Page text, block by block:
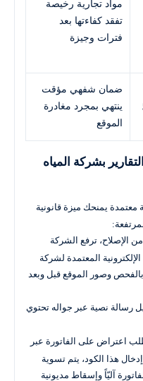
مواد تجارية رخيصة
تفقد كفاءتها بعد
فترات وجيزة
ضمان شفهي مؤقت
ينتهي بمجرد مغادرة
الموقع
بشركة المياه
معتمدة يمنحك ميزة قانونية
من الإصلاح، ترفع الشركة
المعتمدة لشركة
بالفحص وصور الموقع قبل وبعد
رسالة نصية عبر جواله تحتوي
اعتراض على الفاتورة عبر
هذا الكود، يتم تسوية
آليّاً وإسقاط مديونية